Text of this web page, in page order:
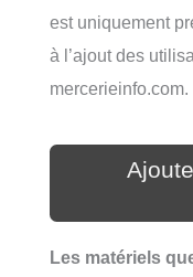
est uniquement
à l’ajout des
Les matériels